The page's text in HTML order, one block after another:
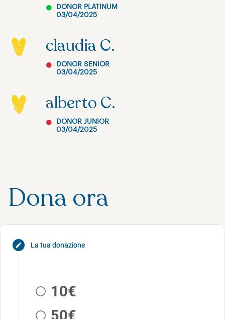
DONOR PLATINUM
03/04/2025
claudia C.
DONOR SENIOR
03/04/2025
alberto C.
DONOR JUNIOR
03/04/2025
Dona ora